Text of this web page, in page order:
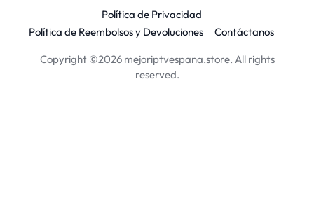
Copyright ©2026 mejoriptvespana.store. All rights
reserved.
Política de Privacidad
Política de Reembolsos y Devoluciones
Contáctanos